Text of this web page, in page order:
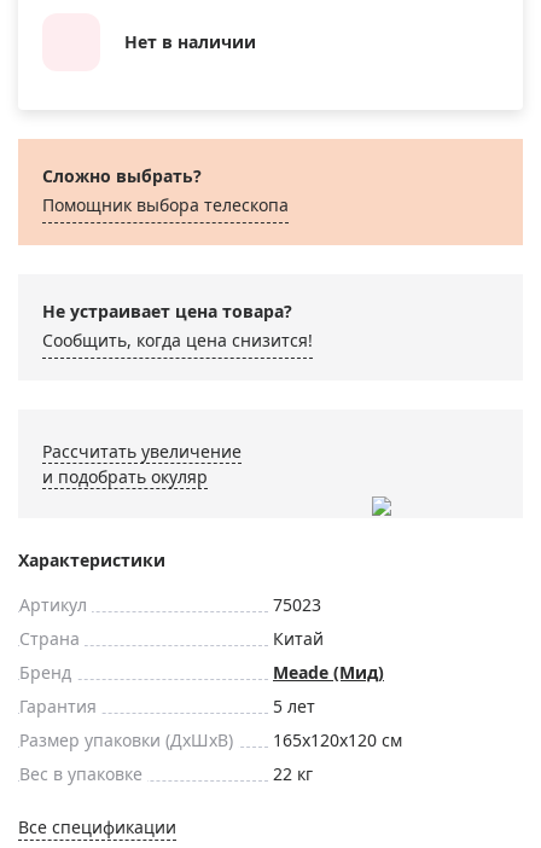
Нет в наличии
Сложно выбрать?
Помощник выбора телескопа
Не устраивает цена товара?
Сообщить, когда цена снизится!
Рассчитать увеличение
и подобрать окуляр
Характеристики
Артикул
75023
Страна
Китай
Бренд
Meade (Мид)
Гарантия
5 лет
Размер упаковки (ДxШxВ)
165x120x120 см
Вес в упаковке
22 кг
Все спецификации